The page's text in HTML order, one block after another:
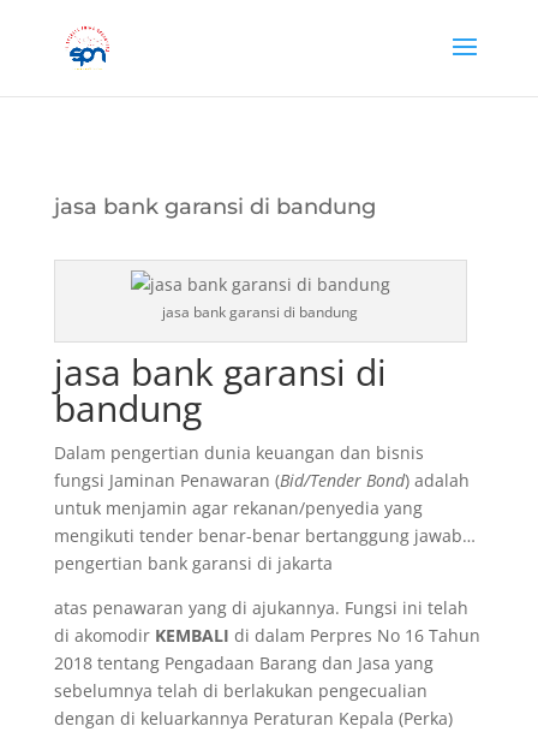
jasa bank garansi di bandung
jasa bank garansi di bandung
jasa bank garansi di
bandung
Dalam pengertian dunia keuangan dan bisnis
fungsi Jaminan Penawaran (Bid/Tender Bond) adalah
untuk menjamin agar rekanan/penyedia yang
mengikuti tender benar-benar bertanggung jawab…
pengertian bank garansi di jakarta
atas penawaran yang di ajukannya. Fungsi ini telah
di akomodir KEMBALI di dalam Perpres No 16 Tahun
2018 tentang Pengadaan Barang dan Jasa yang
sebelumnya telah di berlakukan pengecualian
dengan di keluarkannya Peraturan Kepala (Perka)